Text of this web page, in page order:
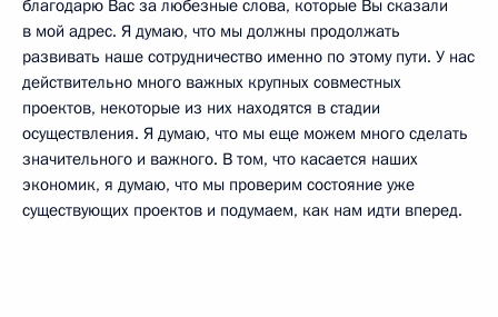
благодарю Вас за любезные слова, которые Вы сказали
в мой адрес. Я думаю, что мы должны продолжать
развивать наше сотрудничество именно по этому пути. У нас
действительно много важных крупных совместных
проектов, некоторые из них находятся в стадии
осуществления. Я думаю, что мы еще можем много сделать
значительного и важного. В том, что касается наших
экономик, я думаю, что мы проверим состояние уже
существующих проектов и подумаем, как нам идти вперед.